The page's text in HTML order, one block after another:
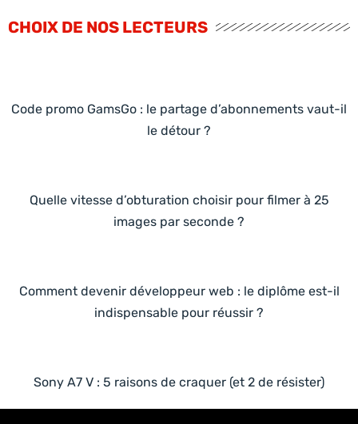
CHOIX DE NOS LECTEURS
Code promo GamsGo : le partage d’abonnements vaut-il
le détour ?
Quelle vitesse d’obturation choisir pour filmer à 25
images par seconde ?
Comment devenir développeur web : le diplôme est-il
indispensable pour réussir ?
Sony A7 V : 5 raisons de craquer (et 2 de résister)